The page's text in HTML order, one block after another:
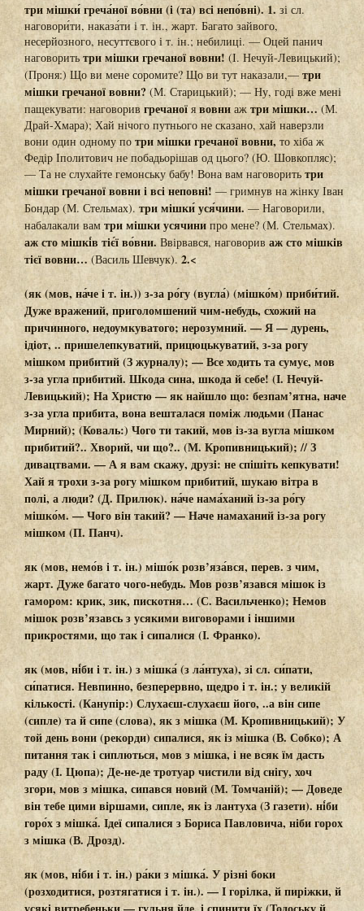
три мішки́ греча́ної во́вни (і (та) всі непо́вні). 1. зі сл.
наговори́ти, наказа́ти і т. ін., жарт. Багато зайвого,
несерйозного, несуттєвого і т. ін.; небилиці. — Оцей панич
наговоритьтри мішки гречаної вовни! (І. Нечуй-Левицький);
(Проня:) Що ви мене соромите? Що ви тут наказали,— три
мішки гречаної вовни? (М. Старицький); — Ну, годі вже мені
пащекувати: наговоривгречаноїявовни ажтри мішки…(М.
Драй-Хмара); Хай нічого путнього не сказано, хай наверзли
вони один одному по три мішки гречаної вовни, то хіба ж
Федір Іполитович не побадьорішав од цього? (Ю. Шовкопляс);
— Та не слухайте гемонську бабу! Вона вам наговорить три
мішки гречаної вовниі всі неповні! — гримнув на жінку Іван
Бондар (М. Стельмах). три мішки́ уся́чини. — Наговорили,
набалакали вамтри мішки усячини про мене? (М. Стельмах).
аж сто мішкі́в тіє́ї во́вни. Ввірвався, наговорив аж сто мішків
тієї вовни… (Василь Шевчук).2.<
(як (мов, на́чеі т. ін.)) з-за ро́гу (вугла́) (мішко́м) приби́тий.
Дуже вражений, приголомшений чим-небудь, схожий на
причинного, недоумкуватого; нерозумний. — Я — дурень,
ідіот, .. пришелепкуватий, прицюцькуватий, з-за рогу
мішком прибитий(З журналу); — Все ходить та сумує, мов
з-за угла прибитий. Шкода сина, шкода й себе! (І. Нечуй-
Левицький); На Христю — як найшло що: безпам’ятна, наче
з-за угла прибита,вона вешталася поміж людьми (Панас
Мирний); (Коваль:) Чого ти такий, мов із-за вугла мішком
прибитий?.. Хворий, чи що?.. (М. Кропивницький); // З
дивацтвами. — А я вам скажу, друзі: не спішіть кепкувати!
Хай я трохиз-за рогу мішком прибитий,шукаю вітра в
полі, а люди? (Д. Прилюк).на́че нама́ханий із-за ро́гу
мішко́м. — Чого він такий? —Наче намаханий із-за рогу
мішком (П. Панч).
як (мов, немо́в і т. ін.) мішо́к розв’яза́вся, перев. з чим,
жарт. Дуже багато чого-небудь. Мов розв’язався мішокіз
гамором: крик, зик, пискотня… (С. Васильченко); Немов
мішок розв’язавсьз усякими виговорами і іншими
прикростями, що так і сипалися (І. Франко).
як (мов, ні́биі т. ін.) з мішка́ (з ла́нтуха),зі сл. си́пати,
си́патися. Невпинно, безперервно, щедро і т. ін.; у великій
кількості. (Канупір:) Слухаєш-слухаєш його, ..а він сипе
(сипле) та й сипе (слова),як з мішка(М. Кропивницький); У
той день вони (рекорди) сипалися, як із мішка(В. Собко); А
питання так і сиплються, мов з мішка, і не всяк їм дасть
раду (І. Цюпа); Де-не-де тротуар чистили від снігу, хоч
згори, мов з мішка, сипався новий (М. Томчаній); — Доведе
він тебе цими віршами, сипле, як із лантуха(З газети). ні́би
горо́х з мішка́.Ідеї сипалися з Бориса Павловича,ніби горох
з мішка(В. Дрозд).
як (мов, ні́биі т. ін.) ра́ки з мішка́. У різні боки
(розходитися, розтягатися і т. ін.). — І горілка, й пиріжки, й